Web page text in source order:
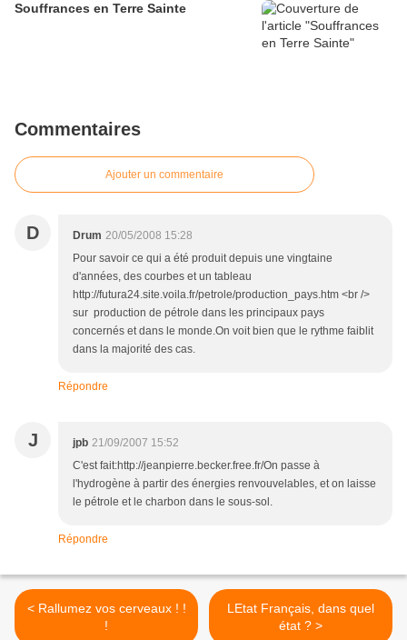
Souffrances en Terre Sainte
Commentaires
Ajouter un commentaire
D Drum 20/05/2008 15:28
Pour savoir ce qui a été produit depuis une vingtaine
d'années, des courbes et un tableau
http://futura24.site.voila.fr/petrole/production_pays.htm <br />
sur production de pétrole dans les principaux pays
concernés et dans le monde.On voit bien que le rythme faiblit
dans la majorité des cas.
Répondre
J jpb 21/09/2007 15:52
C'est fait:http://jeanpierre.becker.free.fr/On passe à
l'hydrogène à partir des énergies renvouvelables, et on laisse
le pétrole et le charbon dans le sous-sol.
Répondre
< Rallumez vos cerveaux ! !
!
LEtat Français, dans quel
état ? >